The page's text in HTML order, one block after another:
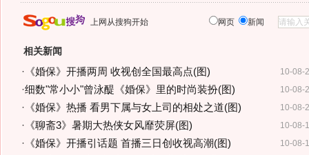
上网从搜狗开始 网页 新闻
相关新闻
10-08-
· 《婚保》开播两周 收视创全国最高点(图)
10-08-
·细数"常小小"曾泳醍《婚保》里的时尚装扮(图)
10-08-
· 《婚保》热播 看男下属与女上司的相处之道(图)
10-08-
· 《聊斋3》暑期大热侠女风靡荧屏(图)
10-08-
· 《婚保》开播引话题 首播三日创收视高潮(图)